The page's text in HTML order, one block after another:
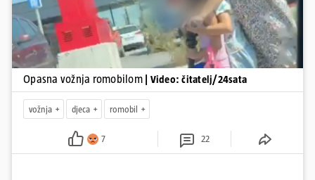
Opasna vožnja romobilom | Video: čitatelj/24sata
vožnja djeca romobil
7 22